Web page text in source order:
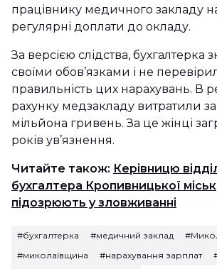
працівнику медичного закладу
регулярні доплати до окладу.
За версією слідства, бухгалтерка
своїми обов’язками і не
правильність цих нарахувань. В
рахунку медзакладу витратили
мільйона гривень. За це жінці
років ув’язнення.
Читайте також: Керівницю
бухгалтера Кропивницької
підозрюють у зловживанні
#бухгалтерка #медичний заклад
#миколаївщина
#нарахування зарплат